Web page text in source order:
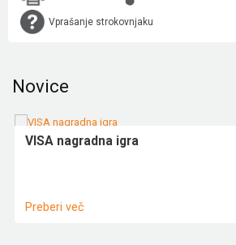
Vprašanje strokovnjaku
Novice
VISA nagradna igra
Preberi več